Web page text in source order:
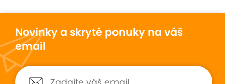
Novinky a skryté ponuky na váš
email